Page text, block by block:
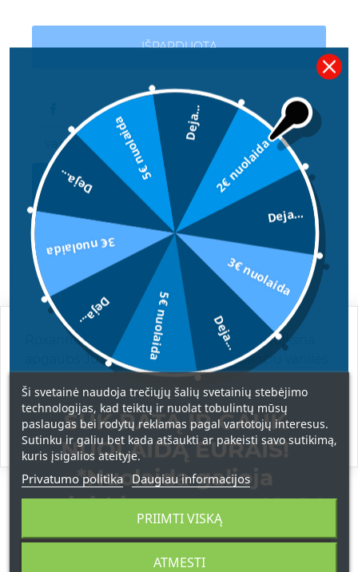
IŠPARDUOTA
INFORMUOKITE MANE KAI BUS
APRAŠYMAS
Roxanne Vanilla blizgi, kvepianti kūno dulksna
apgaubs Jus sodriai saldžiu ir gundančiu vanilės
aromatu, atgaivins, suteiks žėrinčio blizgesio ir
švytėjimo.
Purkšti tiesiai ant kūno, prieš naudojimą suplakti.
Ši svetainė naudoja trečiųjų šalių svetainių stebėjimo
technologijas, kad teiktų ir nuolat tobulintų mūsų
paslaugas bei rodytų reklamas pagal vartotojų interesus.
Sutinku ir galiu bet kada atšaukti ar pakeisti savo sutikimą,
kuris įsigalios ateityje.
Privatumo politika Daugiau informacijos
ATMESTI
PRIIMTI VISKĄ
2€ nuolaida
Deja...
3€ nuolaida
Deja...
5€ nuolaida
Deja...
3€ nuolaida
Deja... 5€ nuolaida Deja...
SUK RATĄ IR GAUK
NUOLAIDĄ EURAIS!
*Nuolaida galioja
apsipirkimams nuo 49 € !